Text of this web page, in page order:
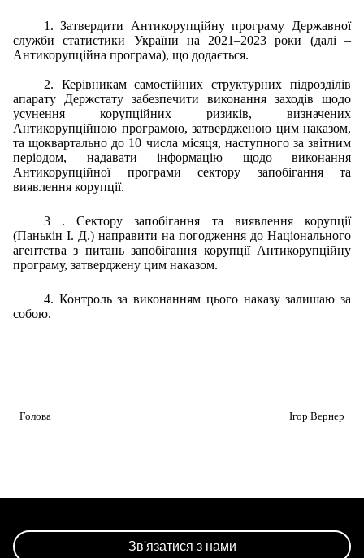
1. Затвердити Антикорупційну програму Державної
служби статистики України на 2021–2023 роки (далі –
Антикорупційна програма), що додається.
2. Керівникам самостійних структурних підрозділів
апарату Держстату забезпечити виконання заходів щодо
усунення корупційних ризиків, визначених
Антикорупційною програмою, затвердженою цим наказом,
та щоквартально до 10 числа місяця, наступного за звітним
періодом, надавати інформацію щодо виконання
Антикорупційної програми сектору запобігання та
виявлення корупції.
3
. Сектору запобігання та виявлення корупції
(Панькін І. Д.) направити на погодження до Національного
агентства з питань запобігання корупції Антикорупційну
програму, затверджену цим наказом.
4. Контроль за виконанням цього наказу залишаю за
собою.
Головa Ігор Вернер
Зв'язатися з нами